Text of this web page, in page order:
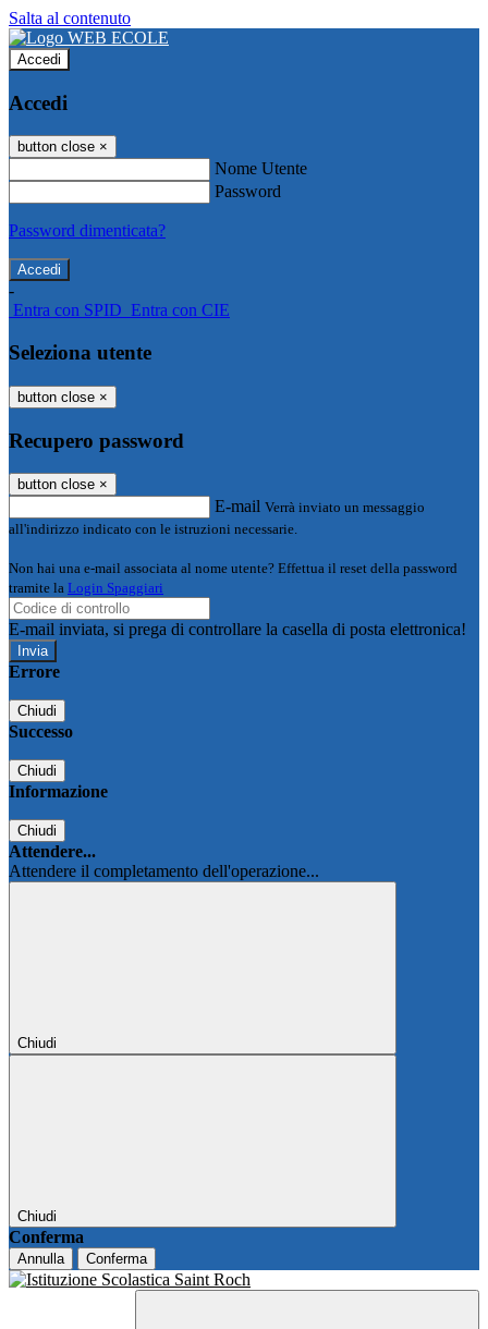
Salta al contenuto
Accedi
Accedi
button close ×
Nome Utente
Password
Password dimenticata?
-
Entra con SPID Entra con CIE
Seleziona utente
button close ×
Recupero password
button close ×
E-mail Verrà inviato un messaggio
all'indirizzo indicato con le istruzioni necessarie.
Non hai una e-mail associata al nome utente? Effettua il reset della password
tramite la Login Spaggiari
E-mail inviata, si prega di controllare la casella di posta elettronica!
Errore
Chiudi
Successo
Chiudi
Informazione
Chiudi
Attendere...
Attendere il completamento dell'operazione...
Chiudi
Chiudi
Conferma
Annulla Conferma